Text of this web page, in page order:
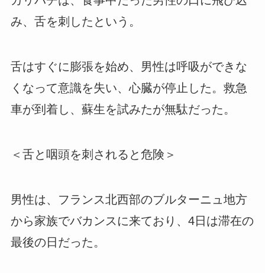
み、舌を刺したという。
舌はすぐに膨張を始め、男性は呼吸ができな
くなって意識を失い、心臓が停止した。救急
車が到着し、蘇生を試みたが無駄だった。
＜舌と咽頭を刺されると危険＞
男性は、フランス北西部のブルターニュ地方
から家族でバカンスに来ており、4日は滞在の
最後の日だった。